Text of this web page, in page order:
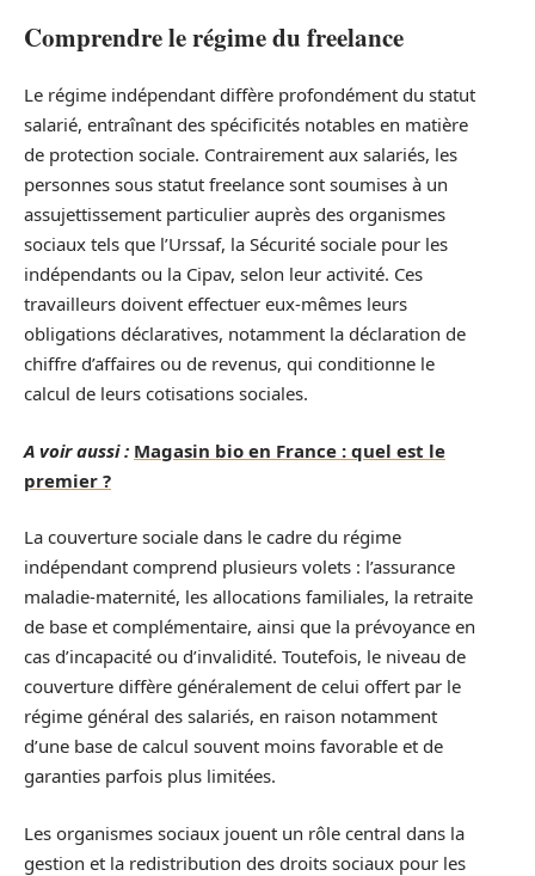
Comprendre le régime du freelance
Le régime indépendant diffère profondément du statut
salarié, entraînant des spécificités notables en matière
de protection sociale. Contrairement aux salariés, les
personnes sous statut freelance sont soumises à un
assujettissement particulier auprès des organismes
sociaux tels que l’Urssaf, la Sécurité sociale pour les
indépendants ou la Cipav, selon leur activité. Ces
travailleurs doivent effectuer eux-mêmes leurs
obligations déclaratives, notamment la déclaration de
chiffre d’affaires ou de revenus, qui conditionne le
calcul de leurs cotisations sociales.
A voir aussi : Magasin bio en France : quel est le
premier ?
La couverture sociale dans le cadre du régime
indépendant comprend plusieurs volets : l’assurance
maladie-maternité, les allocations familiales, la retraite
de base et complémentaire, ainsi que la prévoyance en
cas d’incapacité ou d’invalidité. Toutefois, le niveau de
couverture diffère généralement de celui offert par le
régime général des salariés, en raison notamment
d’une base de calcul souvent moins favorable et de
garanties parfois plus limitées.
Les organismes sociaux jouent un rôle central dans la
gestion et la redistribution des droits sociaux pour les